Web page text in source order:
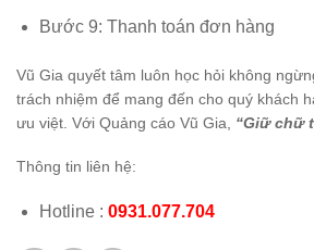
Bước 9: Thanh toán đơn hàng
Vũ Gia quyết tâm luôn học hỏi không
trách nhiệm để mang đến cho quý khách
ưu việt. Với Quảng cáo Vũ Gia, “Giữ chữ
Thông tin liên hệ:
Hotline : 0931.077.704